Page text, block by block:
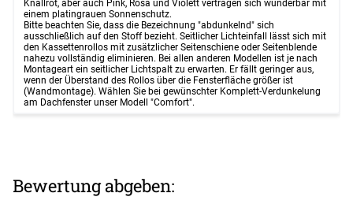
Knallrot, aber auch Pink, Rosa und Violett vertragen sich wunderbar mit
einem platingrauen Sonnenschutz.
Bitte beachten Sie, dass die Bezeichnung "abdunkelnd" sich
ausschließlich auf den Stoff bezieht. Seitlicher Lichteinfall lässt sich mit
den Kassettenrollos mit zusätzlicher Seitenschiene oder Seitenblende
nahezu vollständig eliminieren. Bei allen anderen Modellen ist je nach
Montageart ein seitlicher Lichtspalt zu erwarten. Er fällt geringer aus,
wenn der Überstand des Rollos über die Fensterfläche größer ist
(Wandmontage). Wählen Sie bei gewünschter Komplett-Verdunkelung
am Dachfenster unser Modell "Comfort".
Bewertung abgeben: